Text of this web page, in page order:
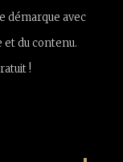
démarque avec
du contenu.
!